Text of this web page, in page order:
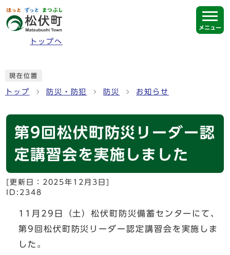
ページの先頭です
トップへ
メニュー
現在位置
トップ 防災・防犯 防災 お知らせ
第9回松伏町防災リーダー認
定講習会を実施しました
[更新日： 2025年12月3日
ID:2348
11月29日（土）松伏町防災備蓄センターにて、
第9回松伏町防災リーダー認定講習会を実施しま
した。